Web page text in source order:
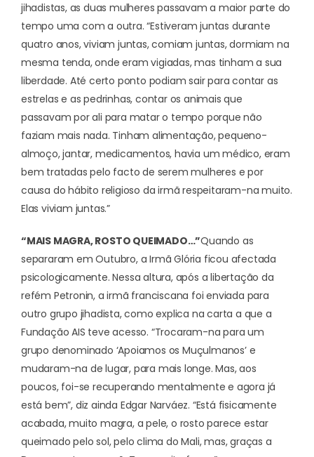
jihadistas, as duas mulheres passavam a maior parte do
tempo uma com a outra. “Estiveram juntas durante
quatro anos, viviam juntas, comiam juntas, dormiam na
mesma tenda, onde eram vigiadas, mas tinham a sua
liberdade. Até certo ponto podiam sair para contar as
estrelas e as pedrinhas, contar os animais que
passavam por ali para matar o tempo porque não
faziam mais nada. Tinham alimentação, pequeno-
almoço, jantar, medicamentos, havia um médico, eram
bem tratadas pelo facto de serem mulheres e por
causa do hábito religioso da irmã respeitaram-na muito.
Elas viviam juntas.”
“MAIS MAGRA, ROSTO QUEIMADO…”Quando as
separaram em Outubro, a Irmã Glória ficou afectada
psicologicamente. Nessa altura, após a libertação da
refém Petronin, a irmã franciscana foi enviada para
outro grupo jihadista, como explica na carta a que a
Fundação AIS teve acesso. “Trocaram-na para um
grupo denominado ‘Apoiamos os Muçulmanos’ e
mudaram-na de lugar, para mais longe. Mas, aos
poucos, foi-se recuperando mentalmente e agora já
está bem”, diz ainda Edgar Narváez. “Está fisicamente
acabada, muito magra, a pele, o rosto parece estar
queimado pelo sol, pelo clima do Mali, mas, graças a